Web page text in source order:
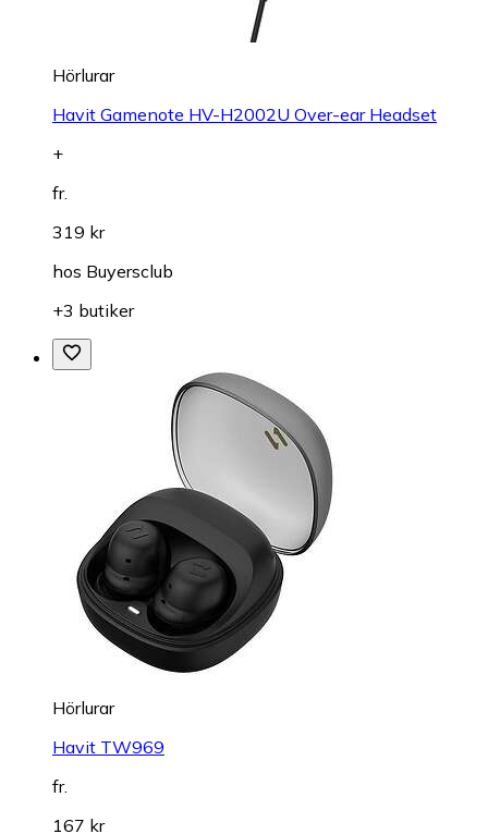
Hörlurar
Havit Gamenote HV-H2002U Over-ear Headset
+
fr.
319 kr
hos Buyersclub
+3 butiker
Hörlurar
Havit TW969
fr.
167 kr